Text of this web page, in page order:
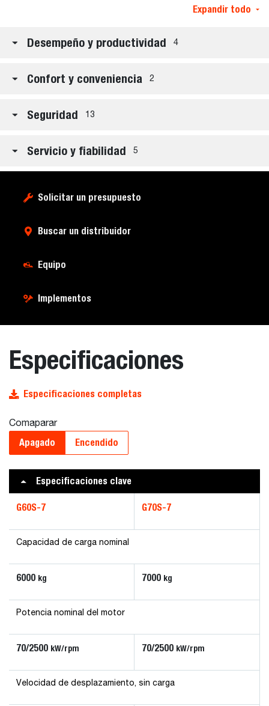
Expandir todo
Desempeño y productividad 4
Confort y conveniencia 2
Seguridad 13
Servicio y fiabilidad 5
Solicitar un presupuesto
Buscar un distribuidor
Equipo
Implementos
Especificaciones
Especificaciones completas
Comaparar
Apagado Encendido
Especificaciones clave
G60S-7 G70S-7
Capacidad de carga nominal
6000 kg 7000 kg
Potencia nominal del motor
70/2500 kW/rpm 70/2500 kW/rpm
Velocidad de desplazamiento, sin carga